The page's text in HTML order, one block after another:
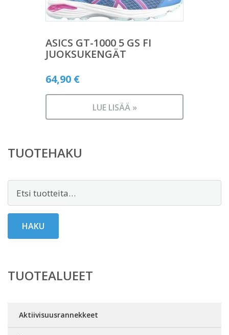
ASICS GT-1000 5 GS FI
JUOKSUKENGÄT
64,90 €
LUE LISÄÄ »
TUOTEHAKU
HAKU
TUOTEALUEET
Aktiivisuusrannekkeet